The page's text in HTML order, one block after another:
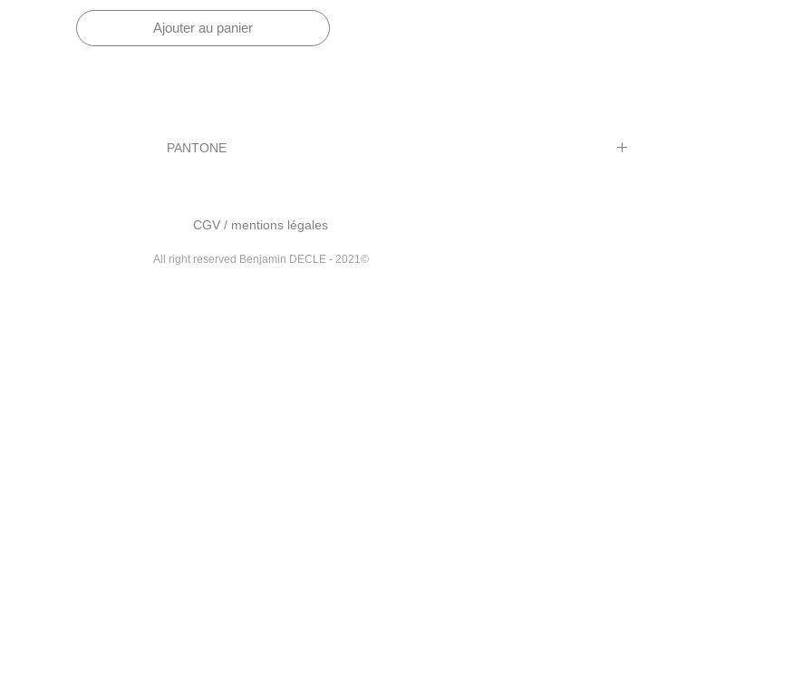
Ajouter au panier
PANTONE
CGV / mentions légales
All right reserved Benjamin DECLE - 2021©